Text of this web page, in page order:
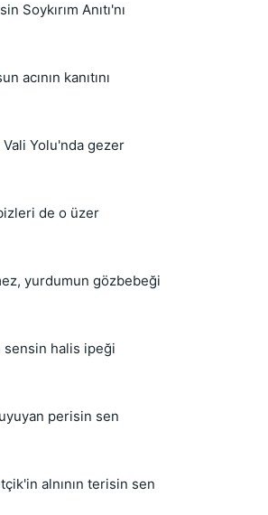
Soykırım Anıtı'nı
acının kanıtını
Vali Yolu'nda gezer
de o üzer
yurdumun gözbebeği
sensin halis ipeği
perisin sen
alnının terisin sen